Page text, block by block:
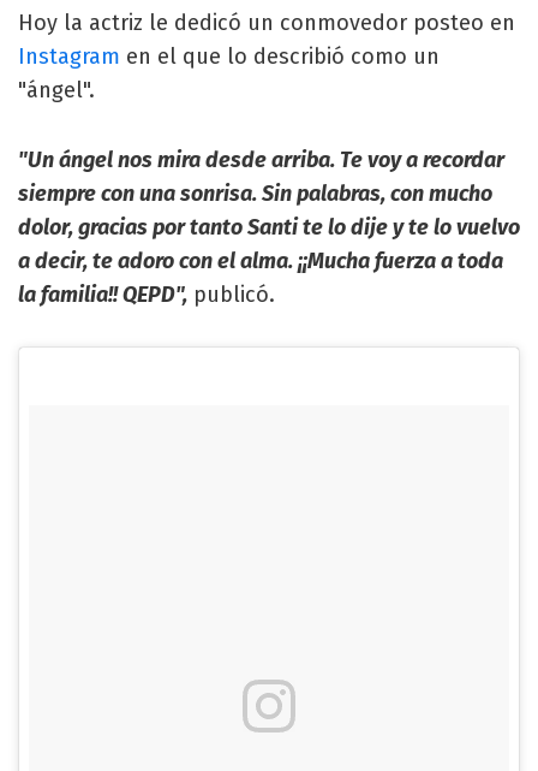
Hoy la actriz le dedicó un conmovedor posteo en
Instagram en el que lo describió como un
"ángel".
"Un ángel nos mira desde arriba. Te voy a recordar
siempre con una sonrisa. Sin palabras, con mucho
dolor, gracias por tanto Santi te lo dije y te lo vuelvo
a decir, te adoro con el alma. ¡¡Mucha fuerza a toda
la familia!! QEPD", publicó.